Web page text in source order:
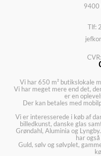
9400
Tlf:
Vi har 650 m² butikslokale
Vi har meget mere end det,
er en
Der kan betales med
Vi er interesserede i køb af
billedkunst, danske glas
Grøndahl, Aluminia og
har
Guld, sølv og sølvplet,